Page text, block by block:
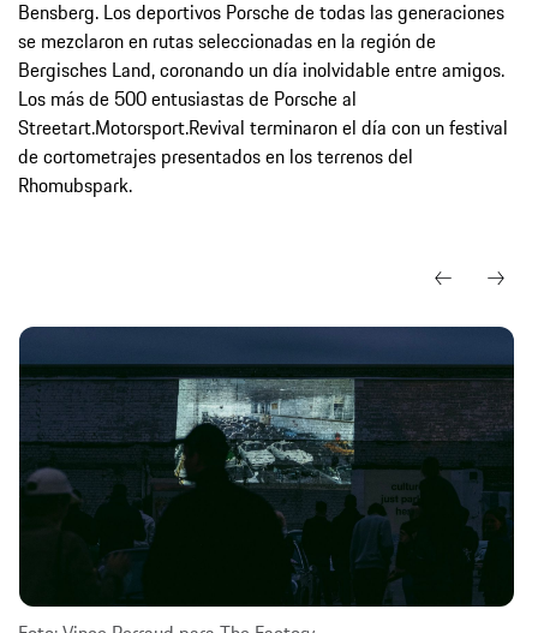
Bensberg. Los deportivos Porsche de todas las generaciones
se mezclaron en rutas seleccionadas en la región de
Bergisches Land, coronando un día inolvidable entre amigos.
Los más de 500 entusiastas de Porsche al
Streetart.Motorsport.Revival terminaron el día con un festival
de cortometrajes presentados en los terrenos del
Rhomubspark.